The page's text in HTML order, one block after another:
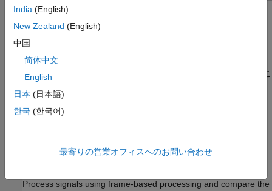
イメージ処理とコンピューター ビジョン
制御システム
テストと計測
RF およびミックスド シグナル
無線通信
レーダー
FPGA、ASIC、および SoC 開発
トピック
フィルター処理
実践に即したデジタル フィルター処理の紹介
Processing Toolbox)
デジタル フィルターを設計、解析、適用して、データを歪めるこ
Toolbox)
Compare Speed Performance in Frame-Based Processing
Process signals using frame-based processing and compare the
India (English)
New Zealand (English)
中国
简体中文
English
日本 (日本語)
한국 (한국어)
最寄りの営業オフィスへのお問い合わせ